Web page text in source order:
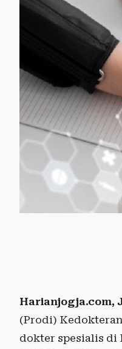
Harianjogja.com,
(Prodi)
dokter spesialis di